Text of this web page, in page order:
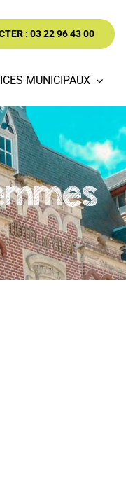
: 03 22 96 43 00
MUNICIPAUX